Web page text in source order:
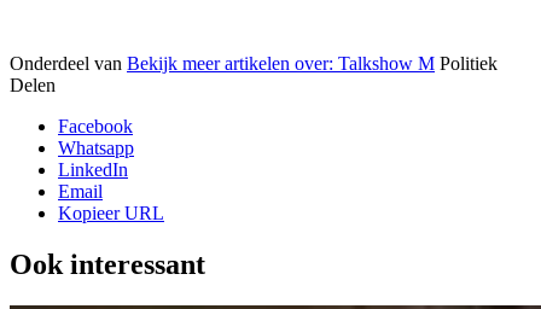
Onderdeel van Bekijk meer artikelen over: Talkshow M Politiek
Delen
Facebook
Whatsapp
LinkedIn
Email
Kopieer URL
Ook interessant